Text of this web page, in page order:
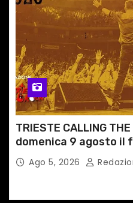
TRIESTE CALLING
domenica 9 agosto
dedicato a Springsteen
Ago 5, 2026